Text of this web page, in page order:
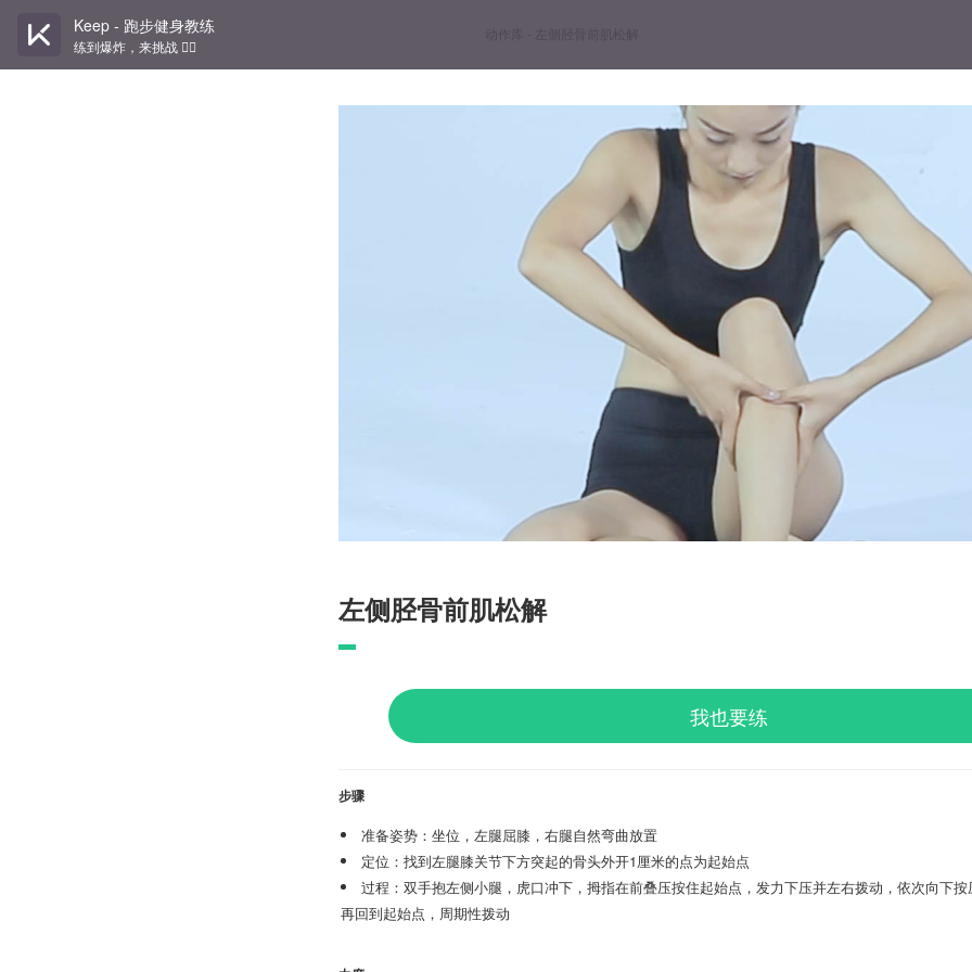
Keep - 跑步健身教练
练到爆炸，来挑战 👉🏻
左侧胫骨前肌松解
我也要练
步骤
准备姿势：坐位，左腿屈膝，右腿自然弯曲放置
定位：找到左腿膝关节下方突起的骨头外开1厘米的点为起始点
过程：双手抱左侧小腿，虎口冲下，拇指在前叠压按住起始点，发力下压并左右拨动，依次向下
再回到起始点，周期性拨动